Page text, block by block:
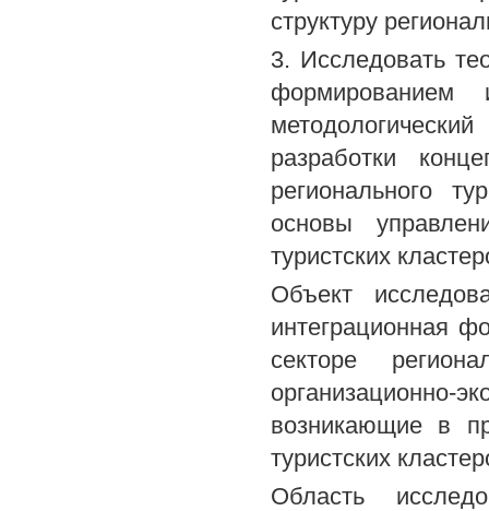
структуру
3. Исследовать
формированием
разработки
регионального
основы
туристских
Объект
интеграционная
секторе
возникающие в
туристских
Область